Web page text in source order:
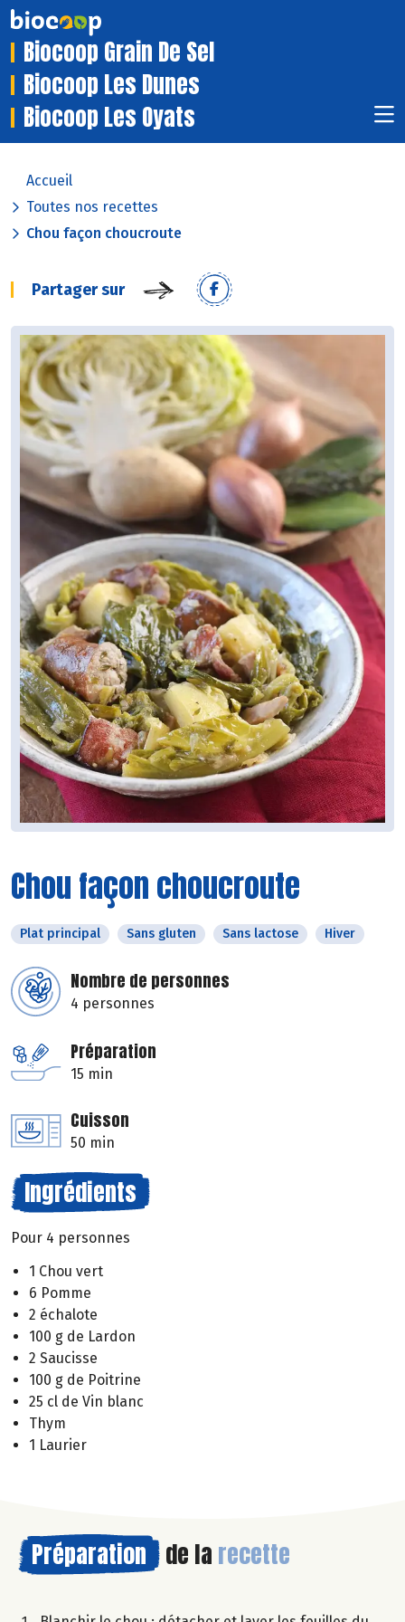
Biocoop Grain De Sel
Biocoop Les Dunes
Biocoop Les Oyats
Accueil
Toutes nos recettes
Chou façon choucroute
Partager sur
Chou façon choucroute
Plat principal Sans gluten Sans lactose Hiver
Nombre de personnes
4 personnes
Préparation
15 min
Cuisson
50 min
Ingrédients
Pour 4 personnes
1 Chou vert
6 Pomme
2 échalote
100 g de Lardon
2 Saucisse
100 g de Poitrine
25 cl de Vin blanc
Thym
1 Laurier
Préparation de la recette